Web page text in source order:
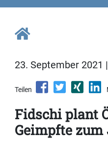
23. September 2021
Teilen
Fidschi plant
Geimpfte zum